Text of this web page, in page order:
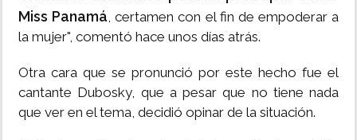
Miss Panamá, certamen con el fin de empoderar a
la mujer", comentó hace unos días atrás.
Otra cara que se pronunció por este hecho fue el
cantante Dubosky, que a pesar que no tiene nada
que ver en el tema, decidió opinar de la situación.